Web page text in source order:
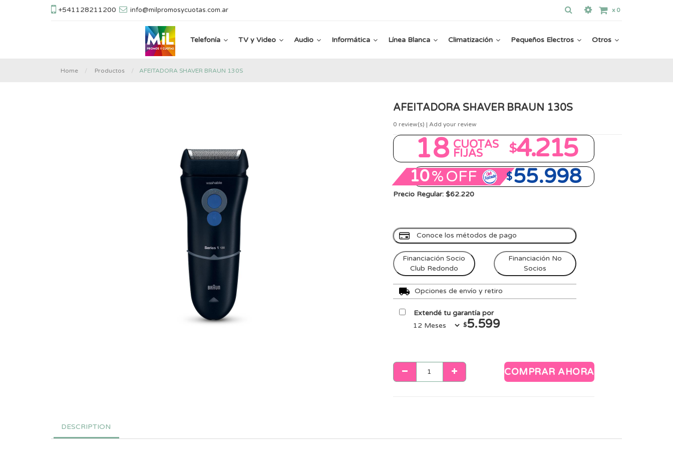
+541128211200 info@milpromosycuotas.com.ar x 0
Telefonía TV y Video Audio Informática Línea Blanca Climatización Pequeños Electros Otros
Home Productos AFEITADORA SHAVER BRAUN 130S
AFEITADORA SHAVER BRAUN 130S
0 review(s) | Add your review
18 CUOTAS
FIJAS $4.215
10%OFF $55.998
Precio Regular: $62.220
Conoce los métodos de pago
Financiación Socio
Club Redondo
Financiación No
Socios
Opciones de envío y retiro
Extendé tu garantía por
$5.599
COMPRAR AHORA
DESCRIPTION